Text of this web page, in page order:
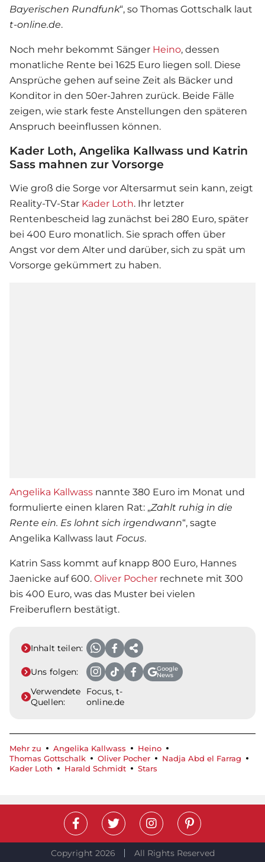
Bayerischen Rundfunk“, so Thomas Gottschalk laut
t-online.de.
Noch mehr bekommt Sänger Heino, dessen
monatliche Rente bei 1625 Euro liegen soll. Diese
Ansprüche gehen auf seine Zeit als Bäcker und
Konditor in den 50er-Jahren zurück. Beide Fälle
zeigen, wie stark feste Anstellungen den späteren
Anspruch beeinflussen können.
Kader Loth, Angelika Kallwass und Katrin
Sass mahnen zur Vorsorge
Wie groß die Sorge vor Altersarmut sein kann, zeigt
Reality-TV-Star Kader Loth. Ihr letzter
Rentenbescheid lag zunächst bei 280 Euro, später
bei 400 Euro monatlich. Sie sprach offen über
Angst vor dem Alter und darüber, sich zu spät um
Vorsorge gekümmert zu haben.
Angelika Kallwass nannte 380 Euro im Monat und
formulierte einen klaren Rat: „Zahlt ruhig in die
Rente ein. Es lohnt sich irgendwann“, sagte
Angelika Kallwass laut Focus.
Katrin Sass kommt auf knapp 800 Euro, Hannes
Jaenicke auf 600. Oliver Pocher rechnete mit 300
bis 400 Euro, was das Muster bei vielen
Freiberuflern bestätigt.
Inhalt teilen:
Uns folgen:
Google
News
Verwendete
Quellen:
Focus, t-
online.de
Mehr zu Angelika Kallwass
Heino
Thomas Gottschalk
Oliver Pocher
Nadja Abd el Farrag
Kader Loth
Harald Schmidt Stars
Copyright 2026 All Rights Reserved